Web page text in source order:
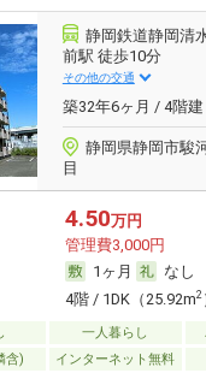
静岡鉄道静岡清
前駅 徒歩10分
その他の交通
築32年6ヶ月 / 4階建
静岡県静岡市駿
目
4.50万円
管理費3,000円
1ヶ月
なし
4階 / 1DK（25.92m2
一人暮らし
含)
インターネット無料